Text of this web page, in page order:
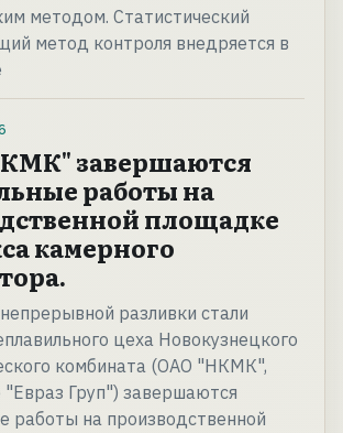
методом. Статистический
метод контроля внедряется в
завершаются
работы на
площадке
камерного
разливки стали
цеха Новокузнецкого
комбината (ОАО "НКМК",
Груп") завершаются
работы на производственной